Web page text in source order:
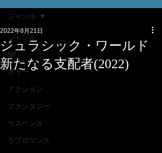
ジャンル
SF
ホラー
アクション
ファンタジー
サスペンス
ラブロマンス
ジャンル
ジュラシック・ワールド
新たなる支配者(2022)
2022年8月21日